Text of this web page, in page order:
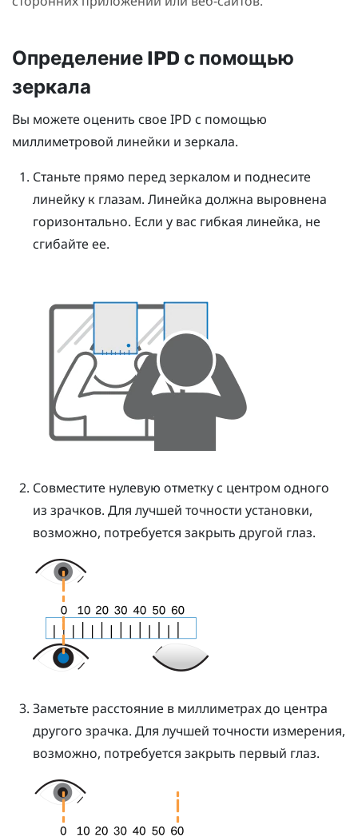
Определение IPD с помощью
зеркала
Вы можете оценить свое IPD с помощью
миллиметровой линейки и зеркала.
Станьте прямо перед зеркалом и поднесите
линейку к глазам. Линейка должна выровнена
горизонтально. Если у вас гибкая линейка, не
сгибайте ее.
Совместите нулевую отметку с центром одного
из зрачков. Для лучшей точности установки,
возможно, потребуется закрыть другой глаз.
Заметьте расстояние в миллиметрах до центра
другого зрачка. Для лучшей точности измерения,
возможно, потребуется закрыть первый глаз.